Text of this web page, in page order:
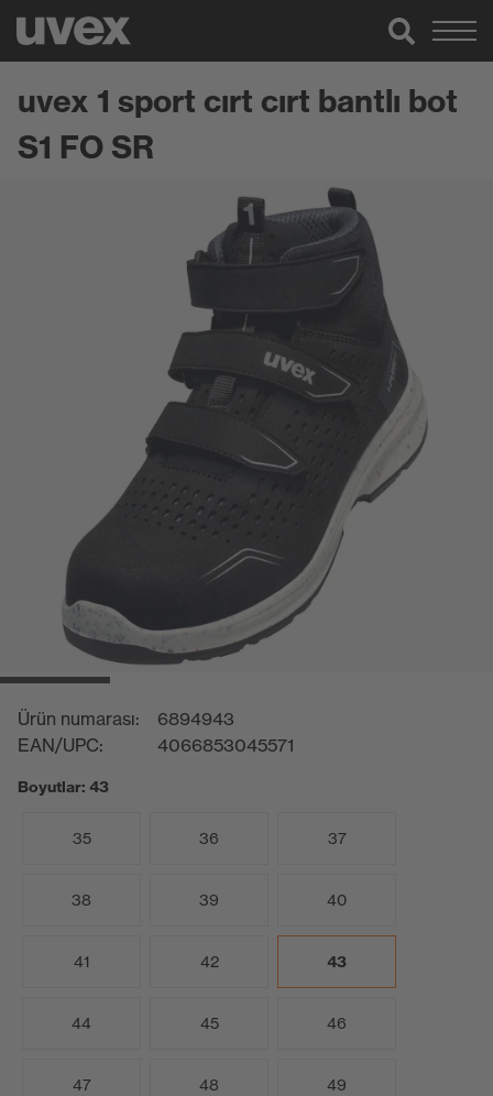
uvex 1 sport cırt cırt bantlı bot
S1 FO SR
Ürün numarası:
6894943
EAN/UPC:
4066853045571
Boyutlar: 43
35 36 37
38 39 40
41 42 43
44 45 46
47 48 49